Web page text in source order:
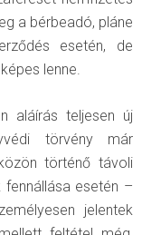
a bérbeadó, pláne
esetén, de
lenne.
aláírás teljesen új
törvény már
történő távoli
esetén –
jelentek